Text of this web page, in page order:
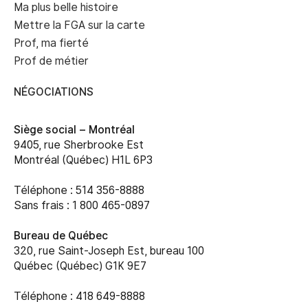
Ma plus belle histoire
Mettre la FGA sur la carte
Prof, ma fierté
Prof de métier
NÉGOCIATIONS
Siège social – Montréal
9405, rue Sherbrooke Est
Montréal (Québec) H1L 6P3
Téléphone : 514 356-8888
Sans frais : 1 800 465-0897
Bureau de Québec
320, rue Saint-Joseph Est, bureau 100
Québec (Québec) G1K 9E7
Téléphone : 418 649-8888